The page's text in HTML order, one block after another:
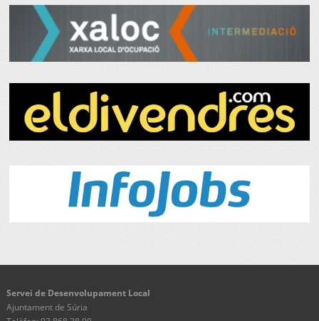
Servei de Desenvolupament Local
Ajuntament de Súria